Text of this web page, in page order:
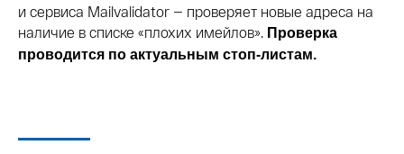
и сервиса Mailvalidator — проверяет новые адреса на
наличие в списке «плохих имейлов». Проверка
проводится по актуальным стоп-листам.